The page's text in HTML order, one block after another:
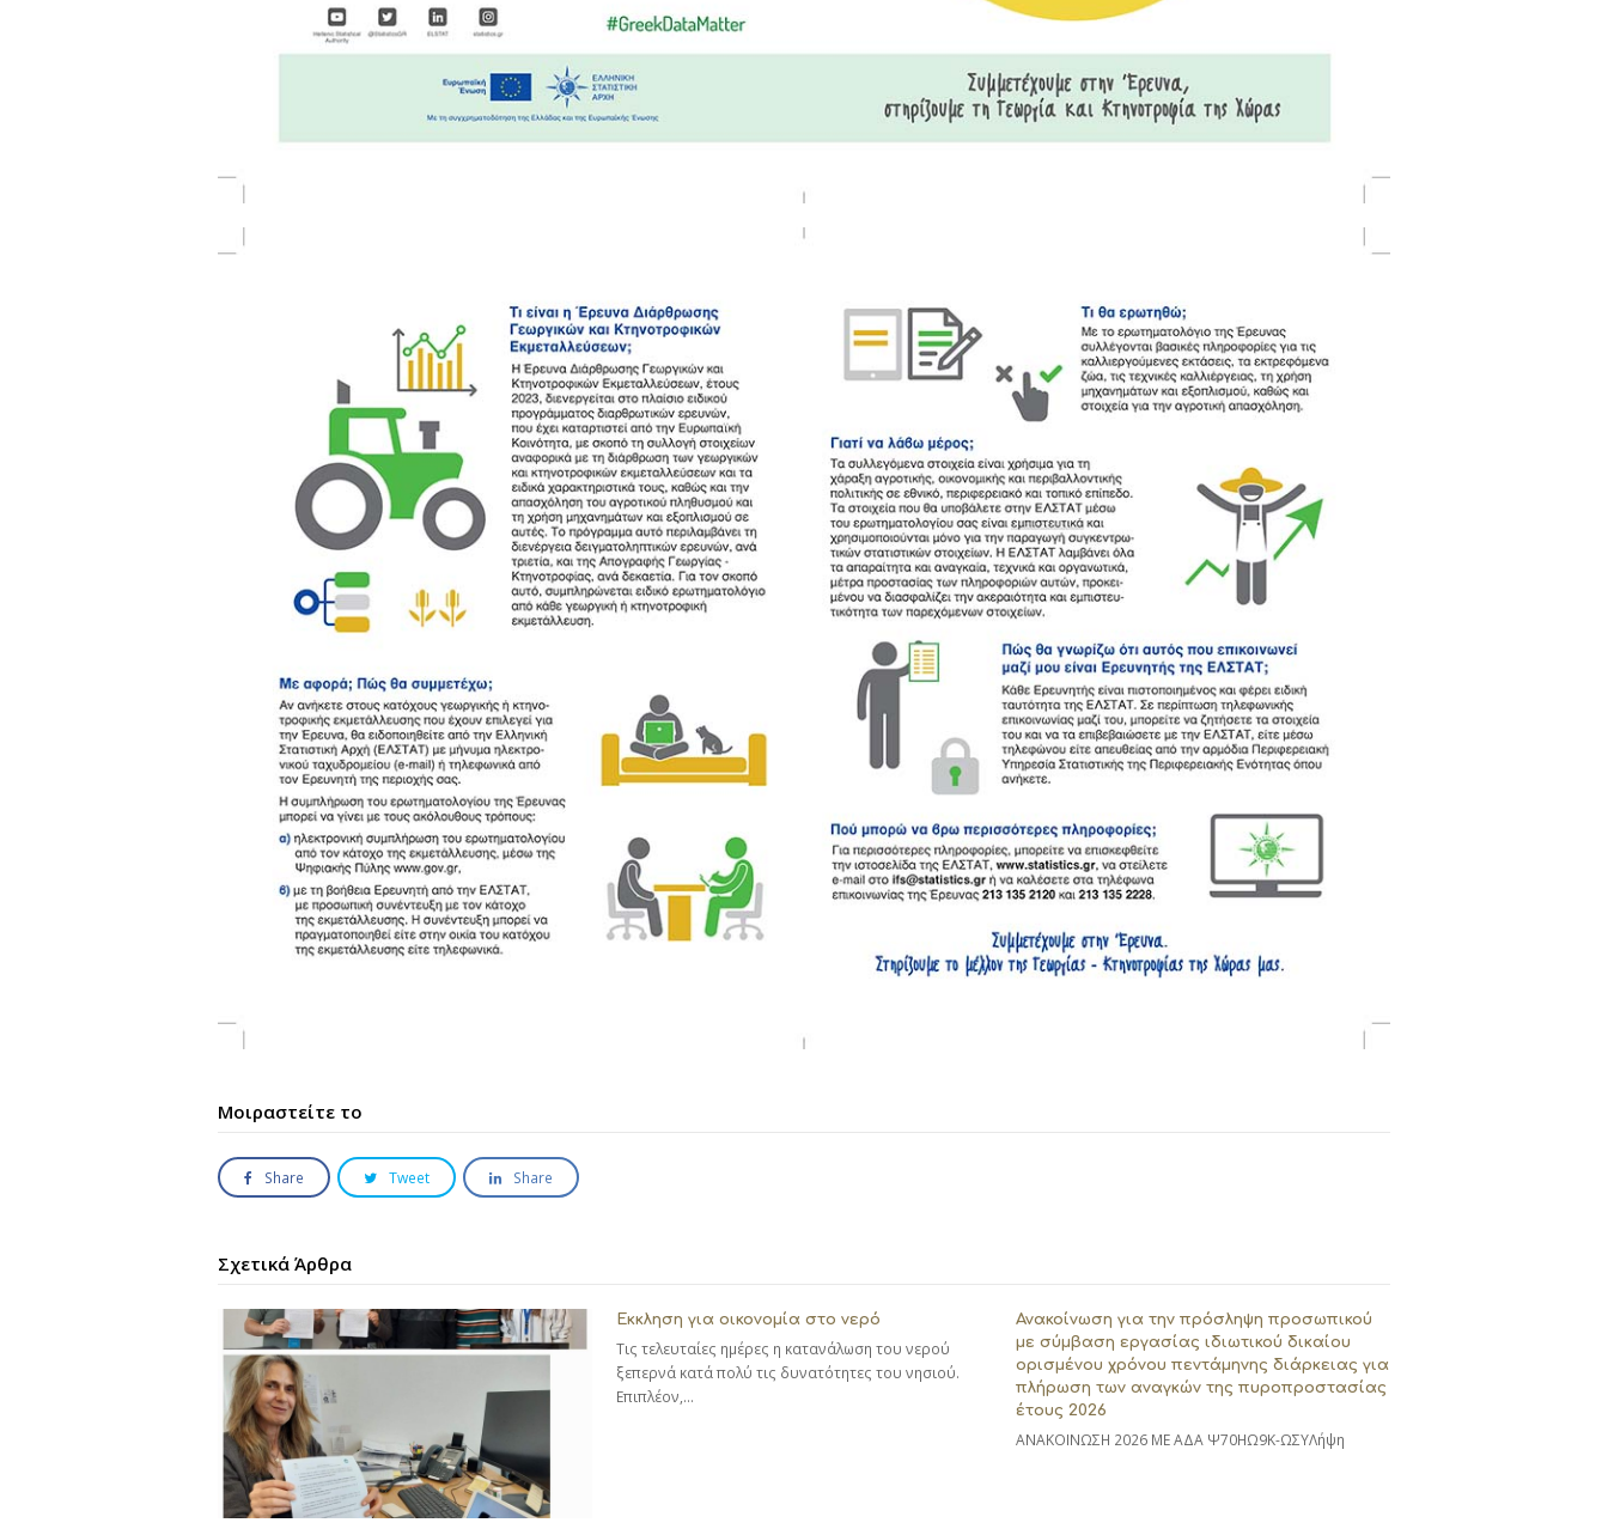
Μοιραστείτε το
Share Tweet Share
Σχετικά Άρθρα
Εκκληση για οικονομία στο νερό
Τις τελευταίες ημέρες η κατανάλωση του νερού
ξεπερνά κατά πολύ τις δυνατότητες του νησιού.
Επιπλέον,…
Ανακοίνωση για την πρόσληψη προσωπικού
με σύμβαση εργασίας ιδιωτικού δικαίου
ορισμένου χρόνου πεντάμηνης διάρκειας για
πλήρωση των αναγκών της πυροπροστασίας
έτους 2026
ΑΝΑΚΟΙΝΩΣΗ 2026 ΜΕ ΑΔΑ Ψ70ΗΩ9Κ-ΩΣΥΛήψη